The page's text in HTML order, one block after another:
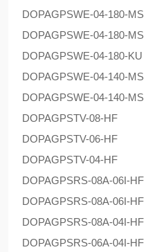
DOPAGPSWE-04-180-MS
DOPAGPSWE-04-180-MS
DOPAGPSWE-04-180-KU
DOPAGPSWE-04-140-MS
DOPAGPSWE-04-140-MS
DOPAGPSTV-08-HF
DOPAGPSTV-06-HF
DOPAGPSTV-04-HF
DOPAGPSRS-08A-06I-HF
DOPAGPSRS-08A-06I-HF
DOPAGPSRS-08A-04I-HF
DOPAGPSRS-06A-04I-HF